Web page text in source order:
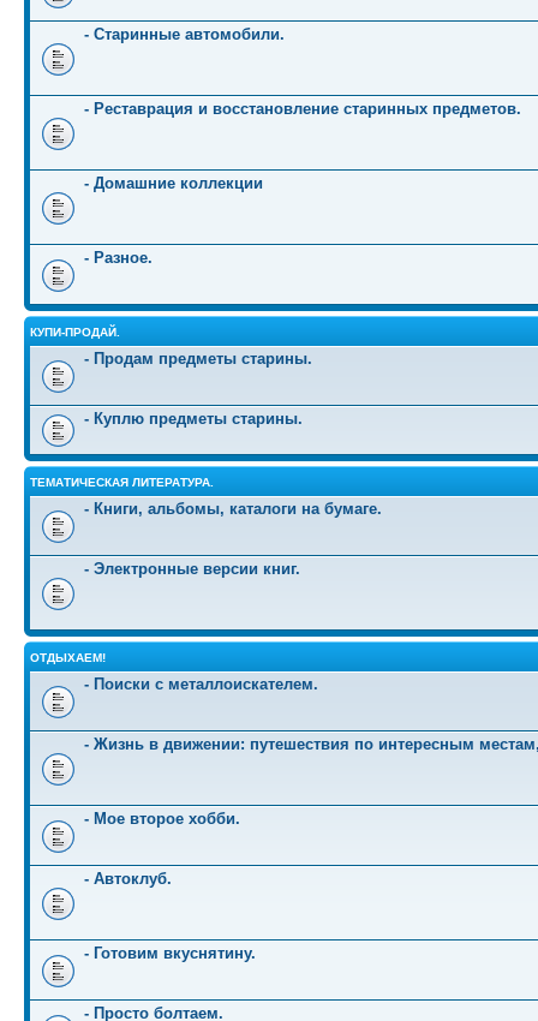
- Старинные автомобили.
- Реставрация и восстановление старинных предметов.
- Домашние коллекции
- Разное.
КУПИ-ПРОДАЙ.
- Продам предметы старины.
- Куплю предметы старины.
ТЕМАТИЧЕСКАЯ ЛИТЕРАТУРА.
- Книги, альбомы, каталоги на бумаге.
- Электронные версии книг.
ОТДЫХАЕМ!
- Поиски с металлоискателем.
- Жизнь в движении: путешествия по интересным
- Мое второе хобби.
- Автоклуб.
- Готовим вкуснятину.
- Просто болтаем.